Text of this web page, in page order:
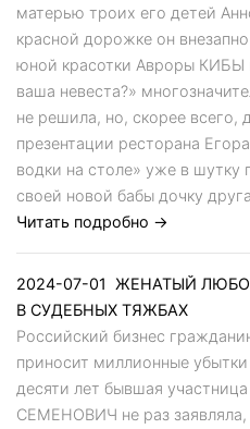
матерью троих его детей
красной дорожке он
юной красотки Авроры КИБЫ
ваша невеста?»
не решила, но, скорее всего,
презентации ресторана
водки на столе» уже в шутку
своей новой бабы дочку
Читать подробно →
2024-07-01
ЖЕНАТЫЙ
В СУДЕБНЫХ ТЯЖБАХ
Российский бизнес
приносит миллионные
десяти лет бывшая
СЕМЕНОВИЧ не раз заявляла,